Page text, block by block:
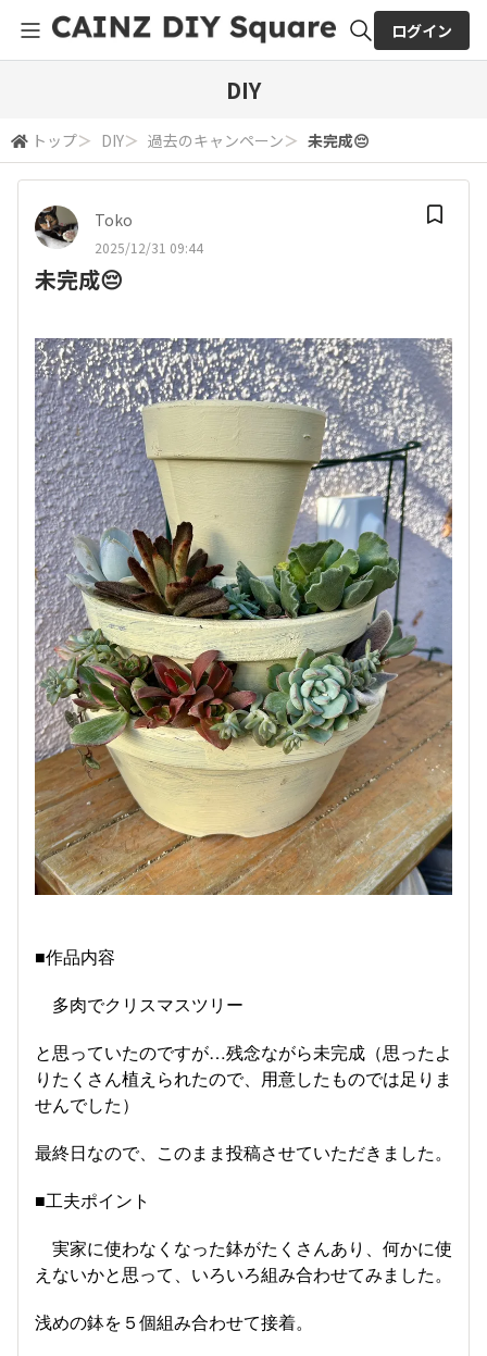
検索
ログイン
DIY
トップ＞ DIY＞ 過去のキャンペーン＞ 未完成😔
Toko
2025/12/31 09:44
未完成😔
■作品内容
多肉でクリスマスツリー
と思っていたのですが…残念ながら未完成（思ったよ
りたくさん植えられたので、用意したものでは足りま
せんでした）
最終日なので、このまま投稿させていただきました。
■工夫ポイント
実家に使わなくなった鉢がたくさんあり、何かに使
えないかと思って、いろいろ組み合わせてみました。
浅めの鉢を５個組み合わせて接着。